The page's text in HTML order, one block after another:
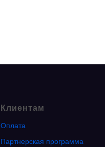
Клиентам
Оплата
Партнерская программа